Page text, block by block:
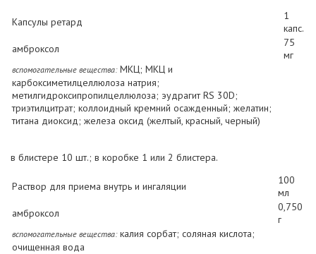
Капсулы ретард
1
капс.
амброксол
75
мг
вспомогательные вещества:МКЦ; МКЦ и
карбоксиметилцеллюлоза натрия;
метилгидроксипропилцеллюлоза; эудрагит RS 30D;
триэтилцитрат; коллоидный кремний осажденный; желатин;
титана диоксид; железа оксид (желтый, красный, черный)
в блистере 10 шт.; в коробке 1 или 2 блистера.
Раствор для приема внутрь и ингаляции
100
мл
амброксол
0,750
г
вспомогательные вещества:калия сорбат; соляная кислота;
очищенная вода